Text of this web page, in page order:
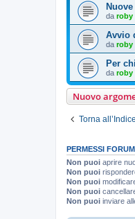
da roby
Avvio
da roby
Per
da roby
Nuovo
Torna
PERMESSI FORUM
Non puoi aprire
Non puoi
Non puoi
Non puoi
Non puoi inviare